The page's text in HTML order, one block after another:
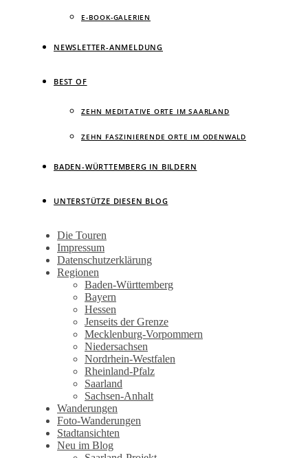
E-BOOK-GALERIEN
NEWSLETTER-ANMELDUNG
BEST OF
ZEHN MEDITATIVE ORTE IM SAARLAND
ZEHN FASZINIERENDE ORTE IM ODENWALD
BADEN-WÜRTTEMBERG IN BILDERN
UNTERSTÜTZE DIESEN BLOG
Wandertagebuch von Torsten
Wirschum
Die Touren
Impressum
Datenschutzerklärung
Regionen
Baden-Württemberg
Bayern
Hessen
Jenseits der Grenze
Mecklenburg-Vorpommern
Niedersachsen
Nordrhein-Westfalen
Rheinland-Pfalz
Saarland
Sachsen-Anhalt
Wanderungen
Foto-Wanderungen
Stadtansichten
Neu im Blog